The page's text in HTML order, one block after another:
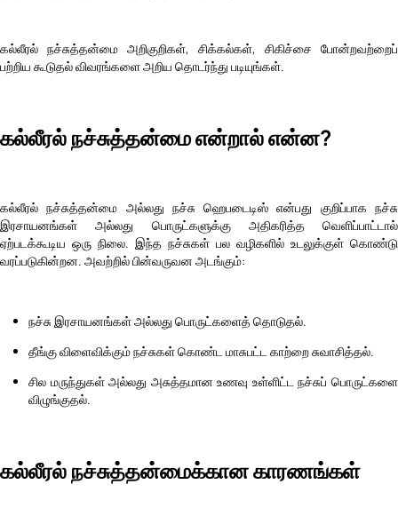
கல்லீரல் நச்சுத்தன்மை அறிகுறிகள், சிக்கல்கள், சிகிச்சை போன்றவற்றைப்
பற்றிய கூடுதல் விவரங்களை அறிய தொடர்ந்து படியுங்கள்.
கல்லீரல் நச்சுத்தன்மை என்றால் என்ன?
கல்லீரல் நச்சுத்தன்மை அல்லது நச்சு ஹெபடைடிஸ் என்பது குறிப்பாக நச்சு
இரசாயனங்கள் அல்லது பொருட்களுக்கு அதிகரித்த வெளிப்பாட்டால்
ஏற்படக்கூடிய ஒரு நிலை. இந்த நச்சுகள் பல வழிகளில் உடலுக்குள் கொண்டு
வரப்படுகின்றன. அவற்றில் பின்வருவன அடங்கும்:
நச்சு இரசாயனங்கள் அல்லது பொருட்களைத் தொடுதல்.
தீங்கு விளைவிக்கும் நச்சுகள் கொண்ட மாசுபட்ட காற்றை சுவாசித்தல்.
சில மருந்துகள் அல்லது அசுத்தமான உணவு உள்ளிட்ட நச்சுப் பொருட்களை
விழுங்குதல்.
கல்லீரல் நச்சுத்தன்மைக்கான காரணங்கள்